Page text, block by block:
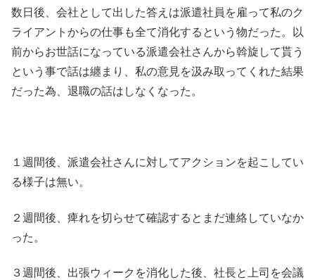
数日後、会社として出した答えは派遣社員を雇って私のク
ライアントからの仕事も全て消化するという物だった。以
前からお世話になっている派遣会社さんから斡旋して貰う
という事で話は纏まり、私の意見を汲み取ってくれた結果
だった為、退職の話はしなくなった。
１週間後、派遣会社さんに対してアクションを起こしてい
る様子は無い。
２週間後、痺れを切らせて確認するとまだ連絡していなか
った。
３週間後、出張ウィークを消化した後、社長と上司を会議